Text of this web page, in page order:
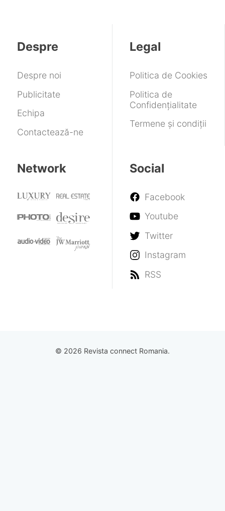
Despre
Despre noi
Publicitate
Echipa
Contactează-ne
Legal
Politica de Cookies
Politica de
Confidențialitate
Termene și condiții
Network Social
Facebook
Youtube
Twitter
Instagram
RSS
© 2026 Revista connect Romania.